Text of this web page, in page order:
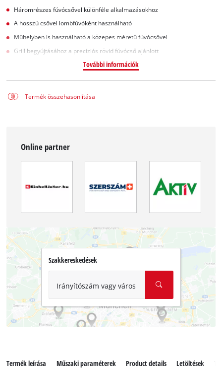
Háromrészes fúvócsővel különféle alkalmazásokhoz
A hosszú csővel lombfúvóként használható
Műhelyben is használható a közepes méretű fúvócsővel
Grill begyújtásához a precíziós rövid fúvócső ajánlott
További információk
Termék összehasonlítása
Online partner
Szakkereskedések
Irányítószám vagy város
Termék leírása Műszaki paraméterek Product details Letöltések